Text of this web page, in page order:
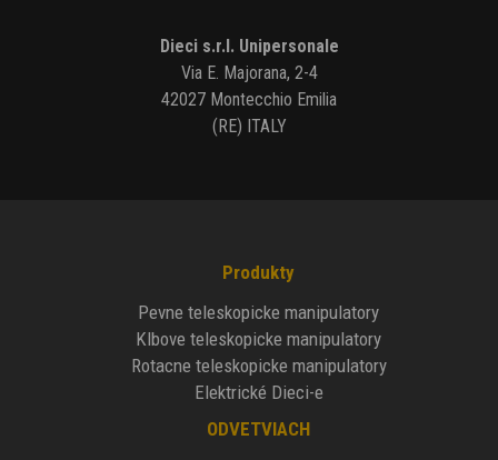
Dieci s.r.l. Unipersonale
Via E. Majorana, 2-4
42027 Montecchio Emilia
(RE) ITALY
Produkty
Pevne teleskopicke manipulatory
Klbove teleskopicke manipulatory
Rotacne teleskopicke manipulatory
Elektrické Dieci-e
ODVETVIACH